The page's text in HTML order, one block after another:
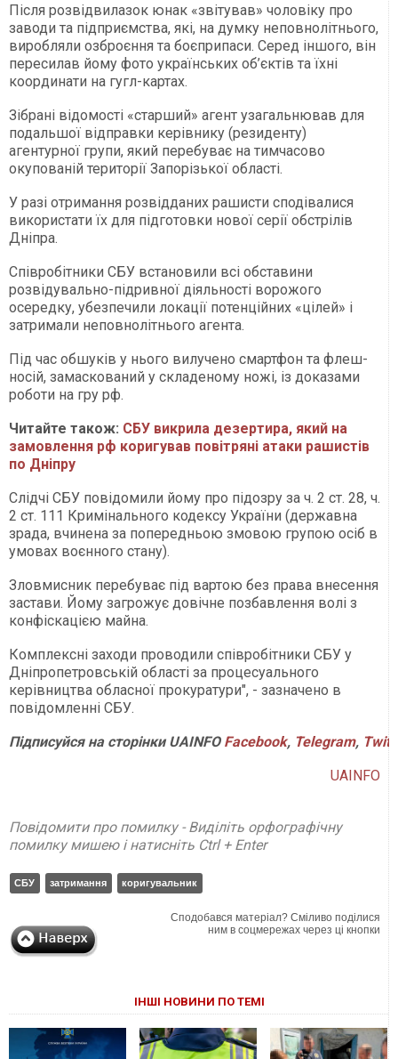
Після розвідвилазок юнак «звітував» чоловіку про
заводи та підприємства, які, на думку неповнолітнього,
виробляли озброєння та боєприпаси. Серед іншого, він
пересилав йому фото українських об’єктів та їхні
координати на гугл-картах.
Зібрані відомості «старший» агент узагальнював для
подальшої відправки керівнику (резиденту)
агентурної групи, який перебуває на тимчасово
окупованій території Запорізької області.
У разі отримання розвідданих рашисти сподівалися
використати їх для підготовки нової серії обстрілів
Дніпра.
Співробітники СБУ встановили всі обставини
розвідувально-підривної діяльності ворожого
осередку, убезпечили локації потенційних «цілей» і
затримали неповнолітнього агента.
Під час обшуків у нього вилучено смартфон та флеш-
носій, замаскований у складеному ножі, із доказами
роботи на гру рф.
Читайте також: СБУ викрила дезертира, який на
замовлення рф коригував повітряні атаки рашистів
по Дніпру
Слідчі СБУ повідомили йому про підозру за ч. 2 ст. 28, ч.
2 ст. 111 Кримінального кодексу України (державна
зрада, вчинена за попередньою змовою групою осіб в
умовах воєнного стану).
Зловмисник перебуває під вартою без права внесення
застави. Йому загрожує довічне позбавлення волі з
конфіскацією майна.
Комплексні заходи проводили співробітники СБУ у
Дніпропетровській області за процесуального
керівництва обласної прокуратури", - зазначено в
повідомленні СБУ.
ПідписуйсянасторінкиUAINFO Facebook, Telegram,
UAINFO
Повідомити про помилку - Виділіть орфографічну
помилку мишею і натисніть Ctrl + Enter
СБУ затримання коригувальник
Сподобався матеріал? Сміливо поділися
ним в соцмережах через ці кнопки
ІНШІ НОВИНИ ПО ТЕМІ